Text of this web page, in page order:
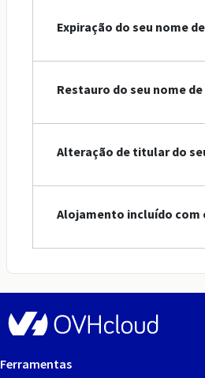
Expiração do seu nome
Restauro do seu nome
Alteração de titular do
Alojamento incluído com
Ferramentas